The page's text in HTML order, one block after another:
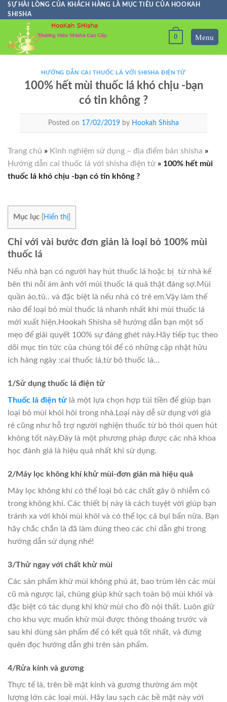
Skip
to
content
SỰ HÀI LÒNG CỦA KHÁCH HÀNG LÀ MỤC TIÊU CỦA HOOKAH
SHISHA
0
HƯỚNG DẪN CAI THUỐC LÁ VỚI SHISHA ĐIỆN TỬ
100% hết mùi thuốc lá khó chịu -bạn
có tin không ?
Posted on 17/02/2019 by Hookah Shisha
Trang chủ » Kinh nghiệm sử dụng – địa điểm bán shisha »
Hướng dẫn cai thuốc lá với shisha điện tử» 100% hết mùi
thuốc lá khó chịu -bạn có tin không ?
Mục lục Hiển thị
Chỉ với vài bước đơn giản là loại bỏ 100% mùi
thuốc lá
Nếu nhà bạn có người hay hút thuốc lá hoặc bị từ nhà kế
bên thì nỗi ám ảnh với mùi thuốc lá quả thật đáng sợ.Mùi
quần áo,tủ.. và đặc biệt là nếu nhà có trẻ em.Vậy làm thế
nào để loại bỏ mùi thuốc lá nhanh nhất khi mùi thuốc lá
mới xuất hiện.Hookah Shisha sẽ hướng dẫn bạn một số
mẹo để giải quyết 100% sự đáng ghét này.Hãy tiếp tục theo
dõi mục tin tức của chúng tôi để có những cập nhật hữu
ích hàng ngày :cai thuốc lá,từ bỏ thuốc lá…
1/Sử dụng thuốc lá điện tử
Thuốc lá điện tử là một lựa chọn hợp túi tiền để giúp bạn
loại bỏ mùi khói hôi trong nhà.Loại này dễ sử dụng với giá
rẻ cũng như hỗ trợ người nghiện thuốc từ bỏ thói quen hút
không tốt này.Đây là một phương pháp được các nhà khoa
học đánh giá là hiệu quả nhất khi sử dụng.
2/Máy lọc không khí khử mùi-đơn giản mà hiệu quả
Máy lọc không khí có thể loại bỏ các chất gây ô nhiễm có
trong không khí. Các thiết bị này là cách tuyệt vời giúp bạn
tránh xa với khỏi mùi khói và có thể lọc cả bụi bẩn nữa. Bạn
hãy chắc chắn là đã làm đúng theo các chỉ dẫn ghi trong
hướng dẫn sử dụng nhé!
3/Thử ngay với chất khử mùi
Các sản phẩm khử mùi không phủ át, bao trùm lên các mùi
cũ mà ngược lại, chúng giúp khử sạch toàn bộ mùi khói và
đặc biệt có tác dụng khi khử mùi cho đồ nội thất. Luôn giữ
cho khu vực muốn khử mùi được thông thoáng trước và
sau khi dùng sản phẩm để có kết quả tốt nhất, và đừng
quên đọc hướng dẫn ghi trên sản phẩm.
4/Rửa kính và gương
Thực tế là, trên bề mặt kính và gương thường ám một
lượng lớn các loại mùi. Hãy lau sạch các bề mặt này với